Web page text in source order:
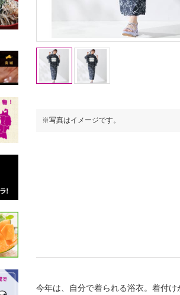
※写真はイメージです。
今年は、自分で着られる浴衣。着付